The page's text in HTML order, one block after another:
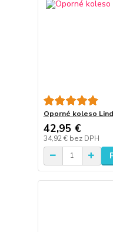
Oporné koleso
42,95 €
34,92 € bez DPH